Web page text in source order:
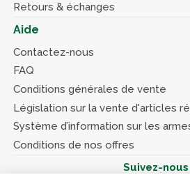
Retours & échanges
Aide
Contactez-nous
FAQ
Conditions générales de vente
Législation sur la vente d'articles
Système d’information sur les
Conditions de nos offres
Suivez-nous